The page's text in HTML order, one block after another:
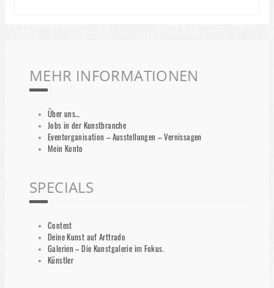
MEHR INFORMATIONEN
Über uns…
Jobs in der Kunstbranche
Eventorganisation – Ausstellungen – Vernissagen
Mein Konto
SPECIALS
Contest
Deine Kunst auf Arttrado
Galerien – Die Kunstgalerie im Fokus.
Künstler